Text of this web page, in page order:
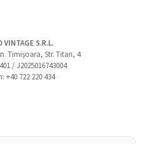
VINTAGE S.R.L.
Timișoara, Str. Titan, 4
/ J2025016743004
+40 722 220 434